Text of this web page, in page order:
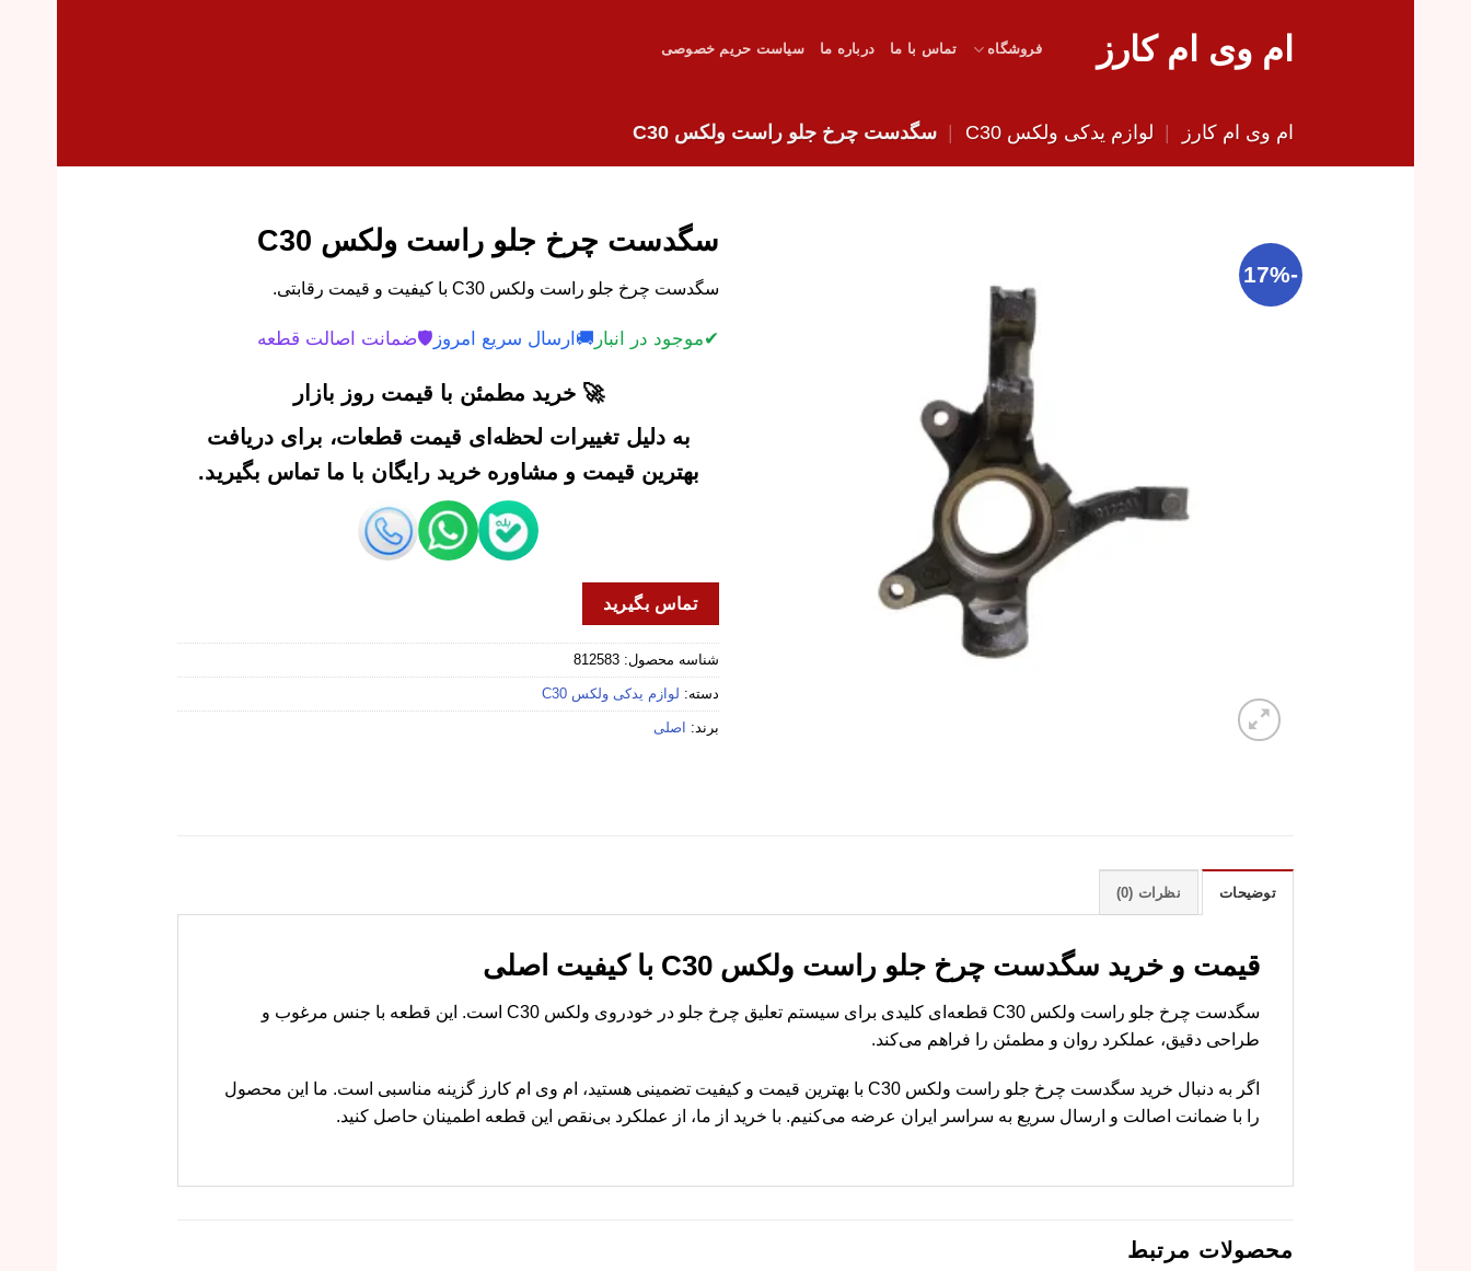
ام وی ام کارز فروشگاه تماس با ما درباره ما سیاست حریم خصوصی
ام وی ام کارز | لوازم یدکی ولکس C30 | سگدست چرخ جلو راست ولکس C30
-17%
سگدست چرخ جلو راست ولکس C30
سگدست چرخ جلو راست ولکس C30 با کیفیت و قیمت رقابتی.
✔موجود در انبار 🚚 ارسال سریع امروز 🛡️ضمانت اصالت قطعه
🚀 خرید مطمئن با قیمت روز بازار
به دلیل تغییرات لحظه‌ای قیمت قطعات، برای دریافت
بهترین قیمت و مشاوره خرید رایگان با ما تماس بگیرید.
تماس بگیرید
شناسه محصول: 812583
دسته: لوازم یدکی ولکس C30
برند: اصلی
توضیحات نظرات (0)
قیمت و خرید سگدست چرخ جلو راست ولکس C30 با کیفیت اصلی
سگدست چرخ جلو راست ولکس C30 قطعه‌ای کلیدی برای سیستم تعلیق چرخ جلو در خودروی ولکس C30 است. این قطعه با جنس مرغوب و
طراحی دقیق، عملکرد روان و مطمئن را فراهم می‌کند.
اگر به دنبال خرید سگدست چرخ جلو راست ولکس C30 با بهترین قیمت و کیفیت تضمینی هستید، ام وی ام کارز گزینه مناسبی است. ما این محصول
را با ضمانت اصالت و ارسال سریع به سراسر ایران عرضه می‌کنیم. با خرید از ما، از عملکرد بی‌نقص این قطعه اطمینان حاصل کنید.
محصولات مرتبط